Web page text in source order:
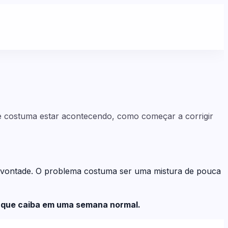
costuma estar acontecendo, como começar a corrigir
O problema costuma ser uma mistura de pouca
caiba em uma semana normal.